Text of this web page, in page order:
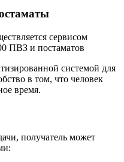
сервисом
ПВЗ и постаматов
системой для
в том, что человек
время.
получатель может